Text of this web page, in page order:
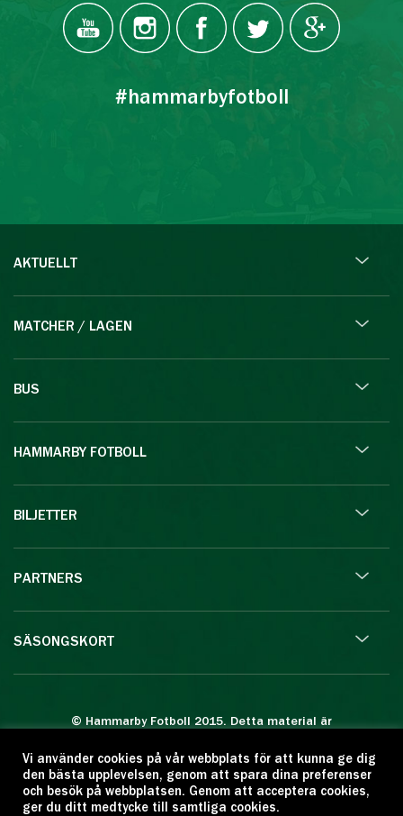
#hammarbyfotboll
AKTUELLT
MATCHER / LAGEN
BUS
HAMMARBY FOTBOLL
BILJETTER
PARTNERS
SÄSONGSKORT
© Hammarby Fotboll 2015. Detta material är
Eftertryck eller annan kopiering är förbjuden.
Citera oss gärna men ange källan:
www.hammarbyfotboll.se. Ansvarig utgivare:
Vi använder cookies på vår webbplats för att kunna ge dig
den bästa upplevelsen, genom att spara dina preferenser
och besök på webbplatsen. Genom att acceptera cookies,
ger du ditt medtycke till samtliga cookies.